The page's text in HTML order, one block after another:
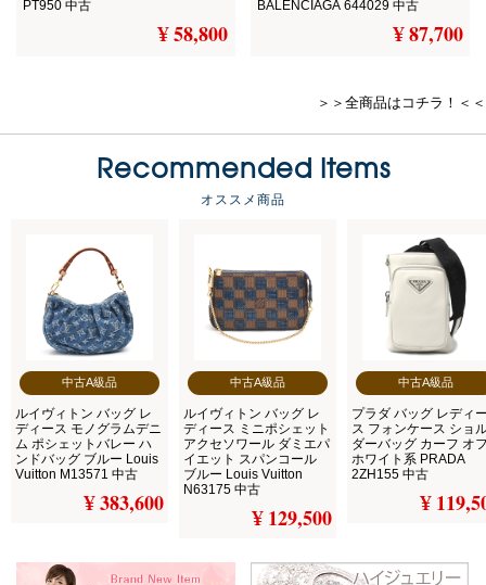
PT950 中古
¥ 58,800
BALENCIAGA 644029 中古
¥ 87,700
＞＞全商品はコチラ！＜＜
Recommended Items
オススメ商品
中古A級品
ルイヴィトン バッグ レ
ディース モノグラムデニ
ム ポシェットバレー ハ
ンドバッグ ブルー Louis
Vuitton M13571 中古
¥ 383,600
中古A級品
ルイヴィトン バッグ レ
ディース ミニポシェット
アクセソワール ダミエパ
イエット スパンコール
ブルー Louis Vuitton
N63175 中古
¥ 129,500
中古A級品
プラダ バッグ レディ
ス フォンケース ショ
ダーバッグ カーフ オ
ホワイト系 PRADA
2ZH155 中古
¥